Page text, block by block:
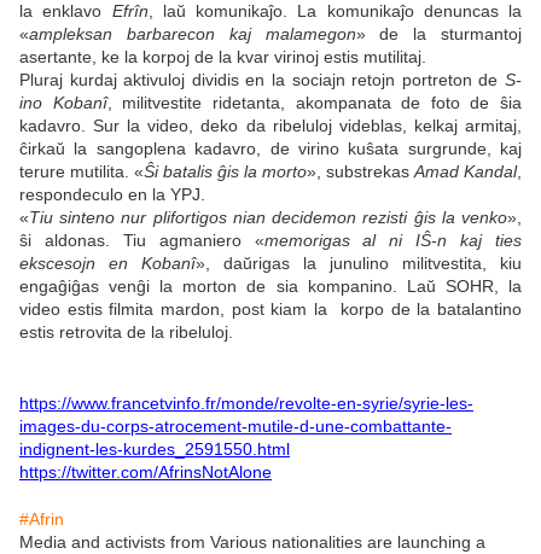
la enklavo Efrîn , laŭ komunikaĵo. La komunikaĵo denuncas la
«ampleksan barbarecon kaj malamegon» de la sturmantoj
asertante, ke la korpoj de la kvar virinoj estis mutilitaj.
Pluraj kurdaj aktivuloj dividis en la sociajn retojn portreton de S-
ino Kobanî, militvestite ridetanta, akompanata de foto de ŝia
kadavro. Sur la video, deko da ribeluloj videblas, kelkaj armitaj,
ĉirkaŭ la sangoplena kadavro, de virino kuŝata surgrunde, kaj
terure mutilita. «Ŝi batalis ĝis la morto», substrekas Amad Kandal,
respondeculo en la YPJ.
«Tiu sinteno nur plifortigos nian decidemon rezisti ĝis la venko»,
ŝi aldonas. Tiu agmaniero «memorigas al ni IŜ-n kaj ties
ekscesojn en Kobanî», daŭrigas la junulino militvestita, kiu
engaĝiĝas venĝi la morton de sia kompanino. Laŭ SOHR, la
video estis filmita mardon, post kiam la korpo de la batalantino
estis retrovita de la ribeluloj.
https://www.francetvinfo.fr/monde/revolte-en-syrie/syrie-les-
images-du-corps-atrocement-mutile-d-une-combattante-
indignent-les-kurdes_2591550.html
https://twitter.com/AfrinsNotAlone
#Afrin
Media and activists from Various nationalities are launching a